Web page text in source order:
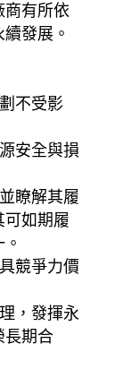
商有所依
發展。
不受影
安全與損
瞭解其履
可如期履
競爭力價
，發揮永
長期合